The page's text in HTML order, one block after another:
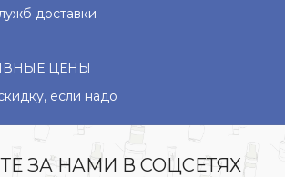
доставки
ЦЕНЫ
если надо
ЗА НАМИ В СОЦСЕТЯХ